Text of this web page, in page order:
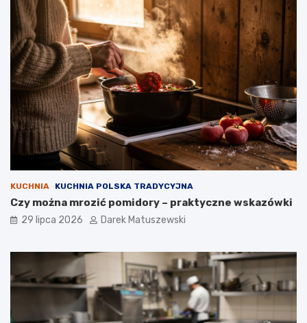
KUCHNIA KUCHNIA POLSKA TRADYCYJNA
Czy można mrozić pomidory – praktyczne wskazówki
29 lipca 2026 Darek Matuszewski